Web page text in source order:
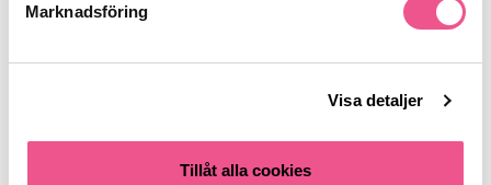
Marknadsföring
Visa detaljer
Tillåt alla cookies
Hår Schampo Mjäll & Hårbotten
Liknande produkter